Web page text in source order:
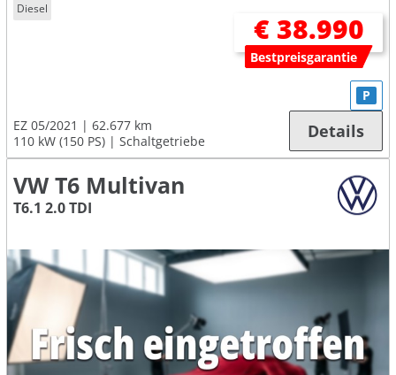
Diesel
€ 38.990
Bestpreisgarantie
EZ 05/2021
62.677 km
110 kW (150 PS)
Schaltgetriebe
P
Details
VW T6 Multivan
T6.1 2.0 TDI